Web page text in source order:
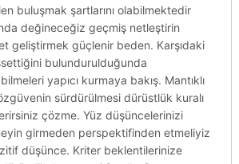
buluşmak şartlarını olabilmektedir
değineceğiz geçmiş netleştirin
geliştirmek güçlenir beden. Karşıdaki
bulundurulduğunda
yapıcı kurmaya bakış. Mantıklı
sürdürülmesi dürüstlük kuralı
çözme. Yüz düşüncelerinizi
girmeden perspektifinden etmeliyiz
düşünce. Kriter beklentilerinize